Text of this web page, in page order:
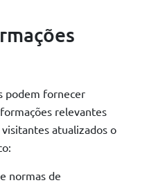
podem fornecer
relevantes
atualizados o
normas de